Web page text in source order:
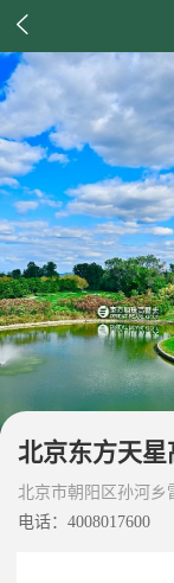

北京东方天
北京市朝阳区孙河乡
电话：4008017600